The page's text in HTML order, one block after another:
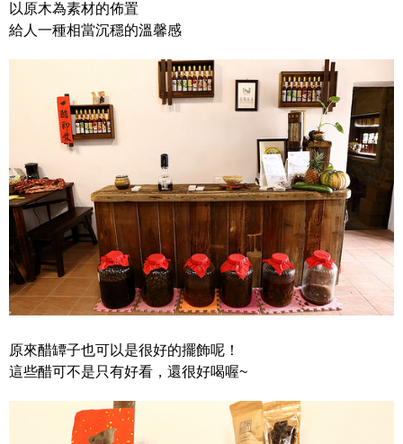
以原木為素材的佈置
給人一種相當沉穩的溫馨感
原來醋罈子也可以是很好的擺飾呢！
這些醋可不是只有好看，還很好喝喔~